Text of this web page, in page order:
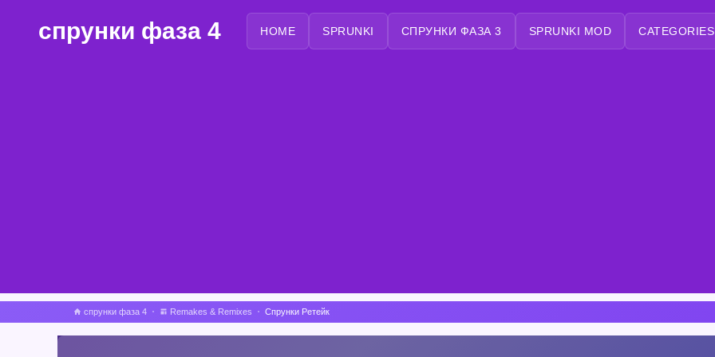
спрунки фаза 4 HOME SPRUNKI СПРУНКИ ФАЗА 3 SPRUNKI MOD
спрунки фаза 4 Remakes & Remixes Спрунки Ретейк